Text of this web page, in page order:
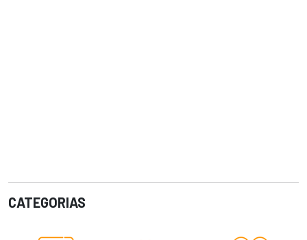
CATEGORIAS